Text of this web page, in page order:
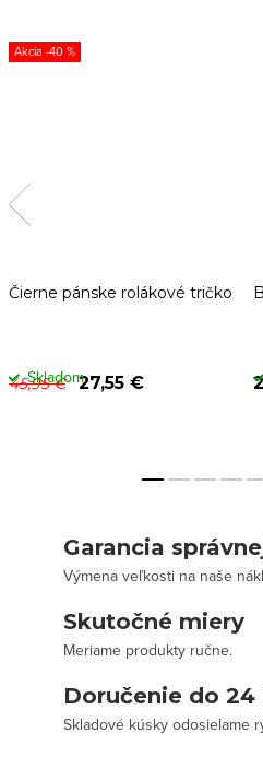
-40 %
Čierne pánske rolákové tričko
45,95 € 27,55 €
Skladom
Garancia
Výmena veľkosti na naše
Skutočné miery
Meriame produkty ručne.
Doručenie do 24
Skladové kúsky odosielame